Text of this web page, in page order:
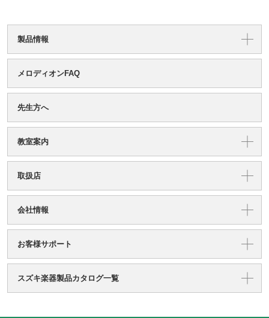
製品情報
メロディオンFAQ
先生方へ
教室案内
取扱店
会社情報
お客様サポート
スズキ楽器製品カタログ一覧